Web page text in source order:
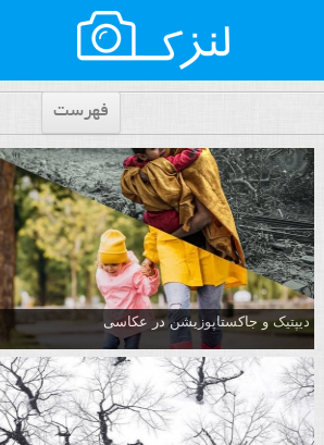
فهرست
دیپتیک و جاکستا‌پوزیشن در عکاسی